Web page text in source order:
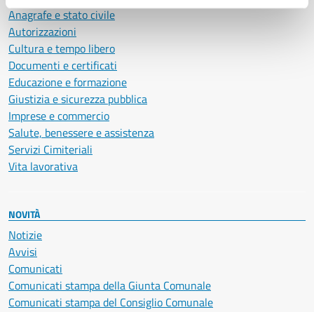
Anagrafe e stato civile
Autorizzazioni
Cultura e tempo libero
Documenti e certificati
Educazione e formazione
Giustizia e sicurezza pubblica
Imprese e commercio
Salute, benessere e assistenza
Servizi Cimiteriali
Vita lavorativa
NOVITÀ
Notizie
Avvisi
Comunicati
Comunicati stampa della Giunta Comunale
Comunicati stampa del Consiglio Comunale